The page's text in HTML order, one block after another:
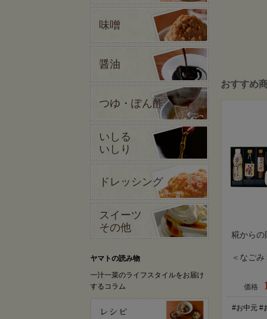
味噌
醤油
つゆ・ぽん酢
いしる
いしり
ドレッシング
スイーツ
その他
ヤマトの読み物
一汁一菜のライフスタイルをお届け
するコラム
おすすめ
糀から
＜なご
価格
#お中元 #